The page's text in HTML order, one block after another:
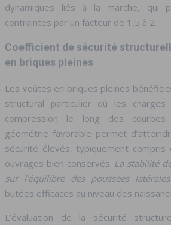
dynamiques liés à la marche, qui
contraintes par un facteur de 1,5 à 2.
Coefficient de sécurité
en briques pleines
Les voûtes en briques pleines
structural particulier où les
compression le long des
géométrie favorable permet
sécurité élevés, typiquement
ouvrages bien conservés. La stabilité
sur l’équilibre des poussées latérales
butées efficaces au niveau des
L’évaluation de la sécurité